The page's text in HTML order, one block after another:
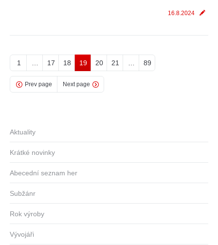
16.8.2024
1 17 18 19 20 21 89
Prev page Next page
Aktuality
Krátké novinky
Abecední seznam her
Subžánr
Rok výroby
Vývojáři